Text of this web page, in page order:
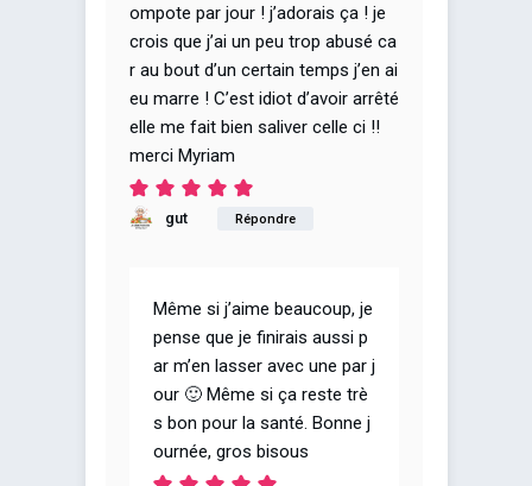
ompote par jour ! j’adorais ça ! je
crois que j’ai un peu trop abusé ca
r au bout d’un certain temps j’en ai
eu marre ! C’est idiot d’avoir arrêté
elle me fait bien saliver celle ci !!
merci Myriam
gut Répondre
Même si j’aime beaucoup, je
pense que je finirais aussi p
ar m’en lasser avec une par j
our 🙂 Même si ça reste trè
s bon pour la santé. Bonne j
ournée, gros bisous